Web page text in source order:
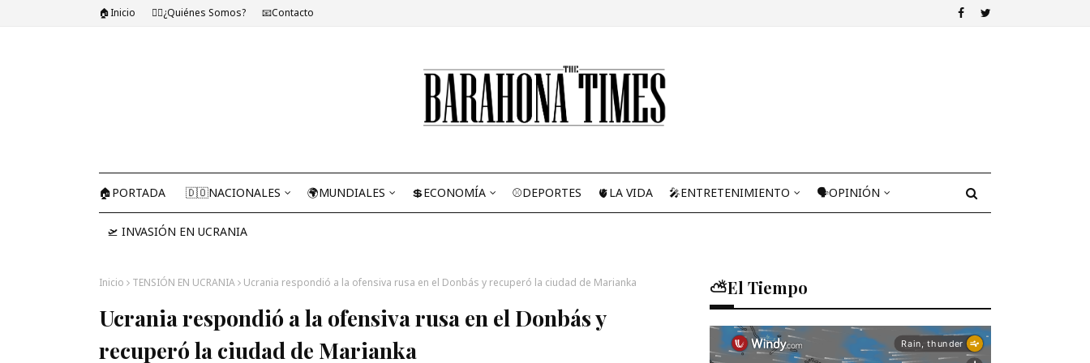
🏠Inicio 🤷‍♂️¿Quiénes Somos? 📧Contacto
🏠PORTADA 🇩🇴NACIONALES 🌍MUNDIALES 💲ECONOMÍA ⚾DEPORTES 🫀LA VIDA 🎤ENTRETENIMIENTO 🗣OPINIÓN
🛫 INVASIÓN EN UCRANIA
Inicio TENSIÓN EN UCRANIA Ucrania respondió a la ofensiva rusa en el Donbás y recuperó la ciudad de Marianka
Ucrania respondió a la ofensiva rusa en el Donbás y
recuperó la ciudad de Marianka
⛅El Tiempo